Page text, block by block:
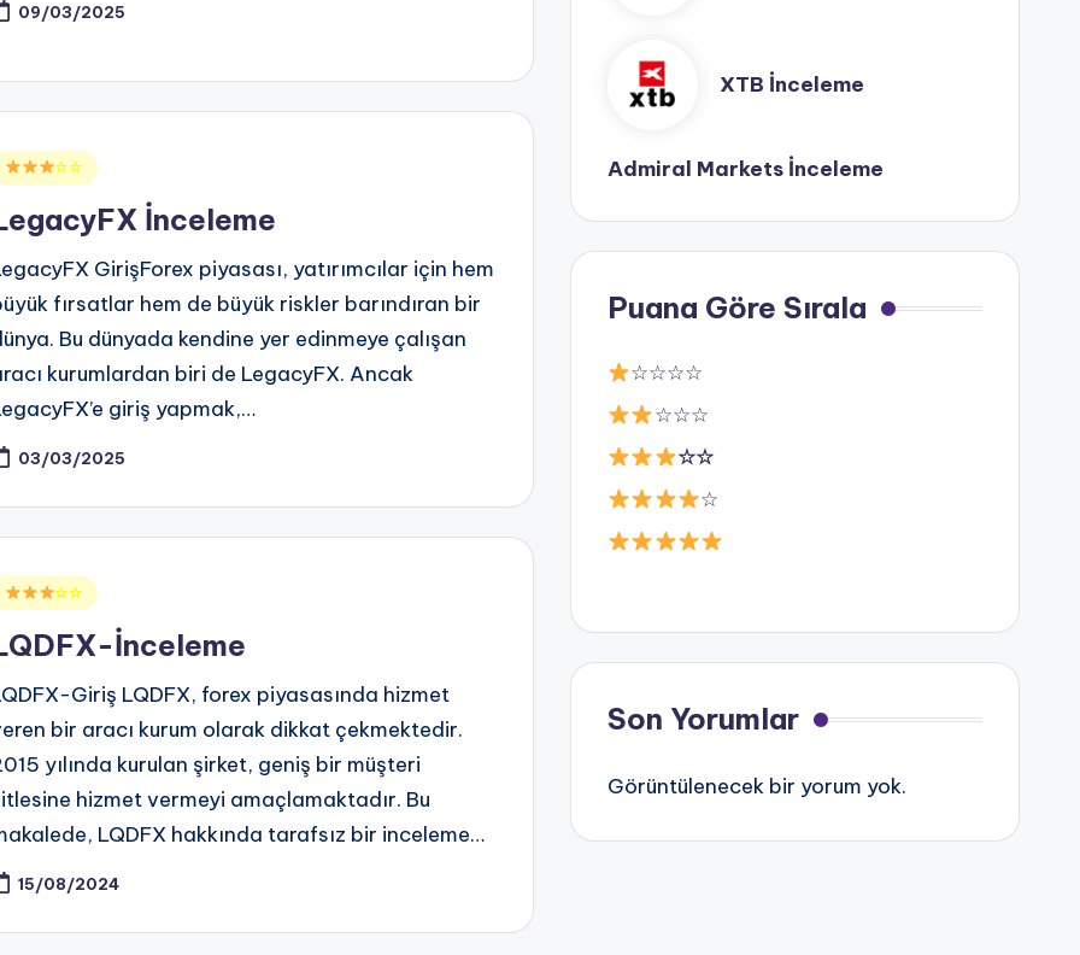
09/03/2025
☆☆
İnceleme
GirişForex piyasası, yatırımcılar için hem
fırsatlar hem de büyük riskler barındıran bir
Bu dünyada kendine yer edinmeye çalışan
kurumlardan biri de LegacyFX. Ancak
giriş yapmak,…
03/03/2025
☆☆
İnceleme
Giriş LQDFX, forex piyasasında hizmet
bir aracı kurum olarak dikkat çekmektedir.
yılında kurulan şirket, geniş bir müşteri
hizmet vermeyi amaçlamaktadır. Bu
LQDFX hakkında tarafsız bir inceleme…
15/08/2024
XTB İnceleme
Admiral Markets İnceleme
Puana Göre Sırala
☆☆☆☆
☆☆☆
☆☆
☆
Son Yorumlar
Görüntülenecek bir yorum yok.